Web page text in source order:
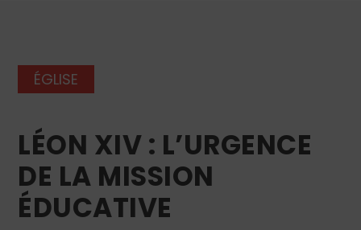
ÉGLISE
LÉON XIV : L’URGENCE
DE LA MISSION
ÉDUCATIVE